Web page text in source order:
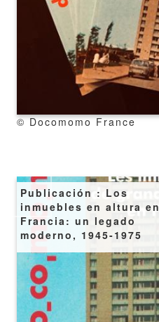
copyright
© Docomomo France
Publicación : Los
inmuebles en altura en
Francia: un legado
moderno, 1945-1975
Image